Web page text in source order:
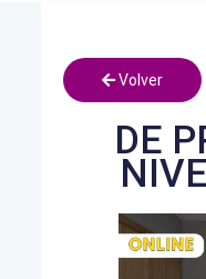
Volver
DE